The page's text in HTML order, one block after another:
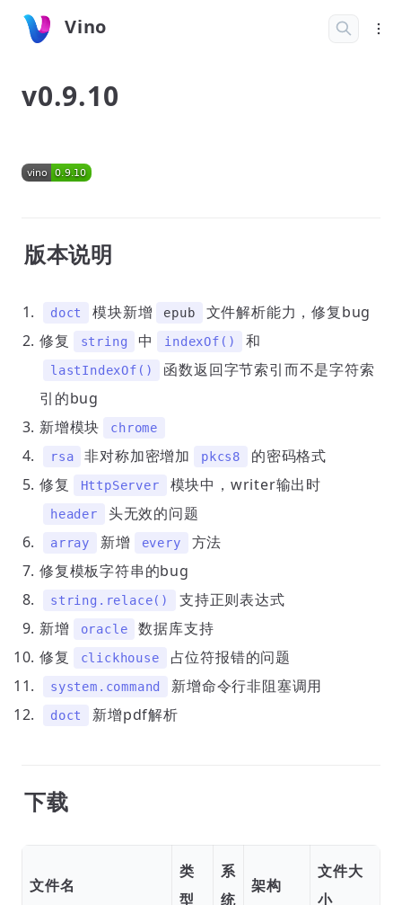
Vino
v0.9.10
版本说明
doct 模块新增 epub
文件解析能力，修复bug
修复
string 中 indexOf() 和
lastIndexOf()
函数返回字节索引而不是字符索
引的bug
新增模块
chrome
rsa
非对称加密增加 pkcs8
的密码格式
修复
HttpServer 模块中，writer输出时
header 头无效的问题
array 新增 every
方法
修复模板字符串的bug
string.relace()
支持正则表达式
新增
oracle
数据库支持
修复
clickhouse 占位符报错的问题
system.command 新增命令行非阻塞调用
doct 新增pdf解析
下载
文件名
类
型
系
统
架构
文件大
小